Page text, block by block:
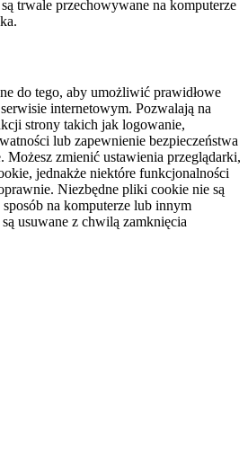
trwale przechowywane na komputerze
do tego, aby umożliwić prawidłowe
internetowym. Pozwalają na
strony takich jak logowanie,
lub zapewnienie bezpieczeństwa
Możesz zmienić ustawienia przeglądarki,
jednakże niektóre funkcjonalności
Niezbędne pliki cookie nie są
na komputerze lub innym
usuwane z chwilą zamknięcia